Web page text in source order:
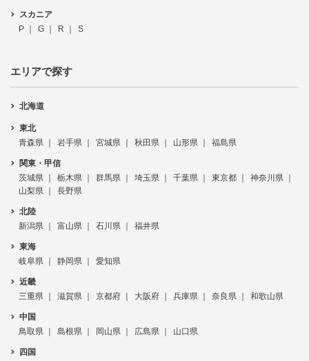
スカニア
P
G R S
エリアで探す
北海道
東北
青森県
岩手県 宮城県 秋田県 山形県 福島県
関東・甲信
茨城県
栃木県 群馬県 埼玉県 千葉県 東京都
神奈川県
山梨県
長野県
北陸
新潟県
富山県 石川県 福井県
東海
岐阜県
静岡県 愛知県
近畿
三重県
滋賀県 京都府 大阪府 兵庫県 奈良県 和歌山県
中国
鳥取県
島根県 岡山県 広島県 山口県
四国